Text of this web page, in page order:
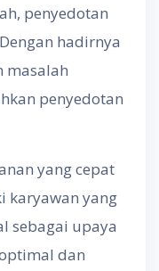
penyedotan
hadirnya
masalah
penyedotan
yang cepat
karyawan yang
sebagai upaya
dan